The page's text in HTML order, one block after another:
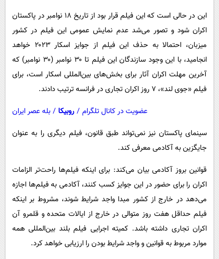
سیاست خارجی
این در حالی است که این فیلم قرار بود از تاریخ ۱۸ نوامبر در پاکستان
اکران شود و تصور می‌شد عدم نمایش عمومی این فیلم در کشور
میزبان، احتمالا به حذف این فیلم از جوایز اسکار ۲۰۲۳ خواهد
انجامید، با این وجود سازندگان این فیلم تا ۳۰ نوامبر (۳۰ نوامبر) که
آخرین مهلت اکران آثار برای بخش‌های بین‌المللی اسکار است، برای
فیلم «جوی لند»، ۷ روز اکران تجاری در فرانسه ترتیب دادند.
عضویت در کانال تلگرام / روبیکا / بله عصر ایران
سینمای پاکستان نیز نمی‌تواند طبق قانون، فیلم دیگری را به عنوان
جایگزین به آکادمی معرفی کند.
قوانین بروز آکادمی بیان می‌کند: برای اینکه فیلم‌ها راحت‌تر الزامات
اکران را برای حضور در این جوایز کسب کنند، آکادمی به فیلم‌ها اجازه
می‌دهد در خارج از کشور مبدا واجد شرایط شوند، مشروط بر اینکه
فیلم حداقل هفت روز متوالی در خارج از ایالات متحده و قلمرو آن
اکران تجاری داشته باشد. کمیته اجرایی فیلم بلند بین‌المللی همه
موارد مربوط به قوانین و واجد شرایط بودن را ارزیابی خواهد کرد.